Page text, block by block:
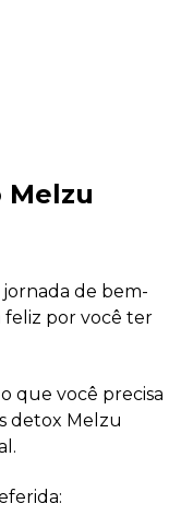
Melzu
de bem-
feliz por você ter
que você precisa
detox Melzu